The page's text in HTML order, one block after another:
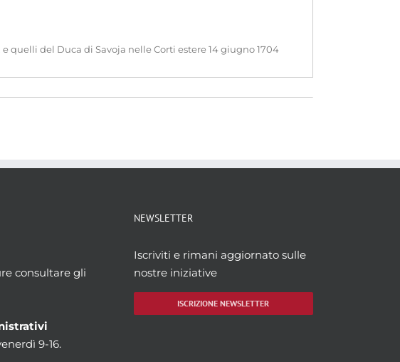
quelli del Duca di Savoja nelle Corti estere 14 giugno 1704
consultare gli
9-16.
NEWSLETTER
Iscriviti e rimani aggiornato sulle
nostre iniziative
ISCRIZIONE NEWSLETTER